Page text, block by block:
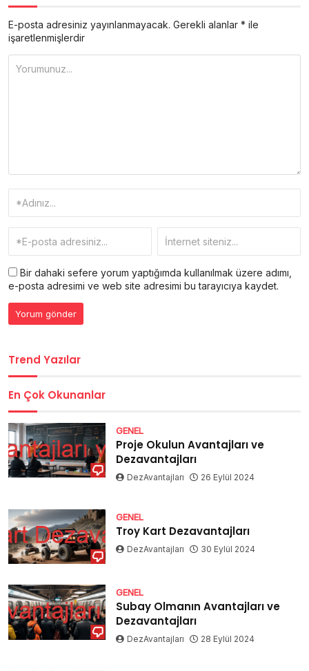
E-posta adresiniz yayınlanmayacak. Gerekli alanlar * ile
işaretlenmişlerdir
Bir dahaki sefere yorum yaptığımda kullanılmak üzere adımı,
e-posta adresimi ve web site adresimi bu tarayıcıya kaydet.
Trend Yazılar
En Çok Okunanlar
GENEL
Proje Okulun Avantajları ve
Dezavantajları
DezAvantajları 26 Eylül 2024
GENEL
Troy Kart Dezavantajları
DezAvantajları 30 Eylül 2024
GENEL
Subay Olmanın Avantajları ve
Dezavantajları
DezAvantajları 28 Eylül 2024